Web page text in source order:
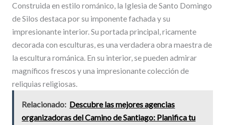
Construida en estilo románico, la Iglesia de Santo Domingo
de Silos destaca por su imponente fachada y su
impresionante interior. Su portada principal, ricamente
decorada con esculturas, es una verdadera obra maestra de
la escultura románica. En su interior, se pueden admirar
magníficos frescos y una impresionante colección de
reliquias religiosas.
Relacionado: Descubre las mejores agencias
organizadoras del Camino de Santiago: Planifica tu